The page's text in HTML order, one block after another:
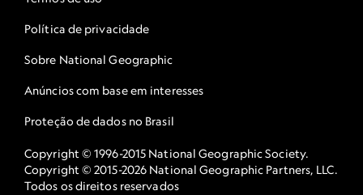
Política de privacidade
Sobre National Geographic
Anúncios com base em interesses
Proteção de dados no Brasil
Copyright © 1996-2015 National Geographic Society.
Copyright © 2015-2026 National Geographic Partners, LLC.
Todos os direitos reservados